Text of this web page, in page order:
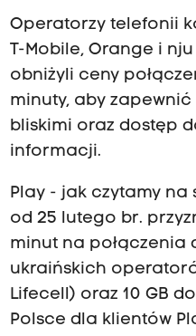
Operatorzy telefonii
T-Mobile, Orange i
obniżyli ceny
minuty, aby
bliskimi oraz dostęp
informacji.
Play - jak czytamy
od 25 lutego br.
minut na połączenia
ukraińskich
Lifecell) oraz 10 GB
Polsce dla klientów